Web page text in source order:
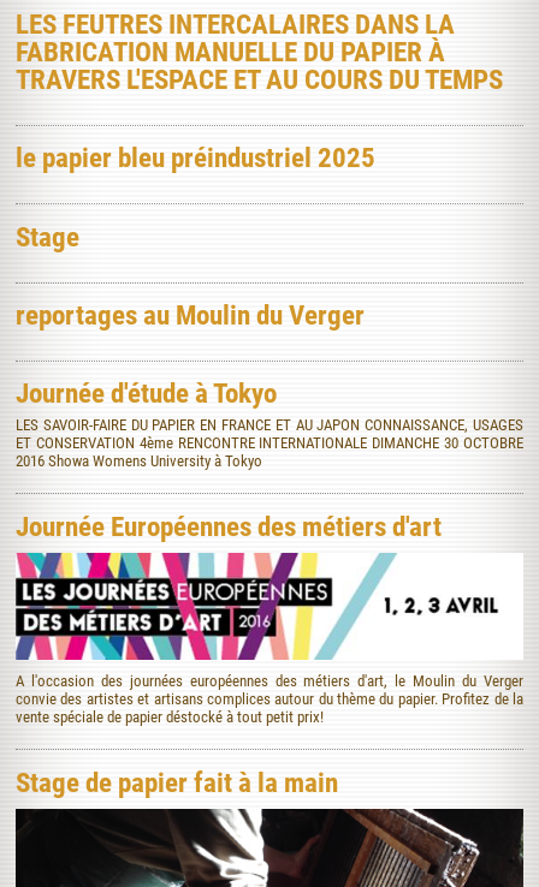
LES FEUTRES INTERCALAIRES DANS LA
FABRICATION MANUELLE DU PAPIER À
TRAVERS L'ESPACE ET AU COURS DU TEMPS
le papier bleu préindustriel 2025
Stage
reportages au Moulin du Verger
Journée d'étude à Tokyo
LES SAVOIR-FAIRE DU PAPIER EN FRANCE ET AU JAPON CONNAISSANCE, USAGES
ET CONSERVATION 4ème RENCONTRE INTERNATIONALE DIMANCHE 30 OCTOBRE
2016 Showa Womens University à Tokyo
Journée Européennes des métiers d'art
A l'occasion des journées européennes des métiers d'art, le Moulin du Verger
convie des artistes et artisans complices autour du thème du papier. Profitez de la
vente spéciale de papier déstocké à tout petit prix!
Stage de papier fait à la main